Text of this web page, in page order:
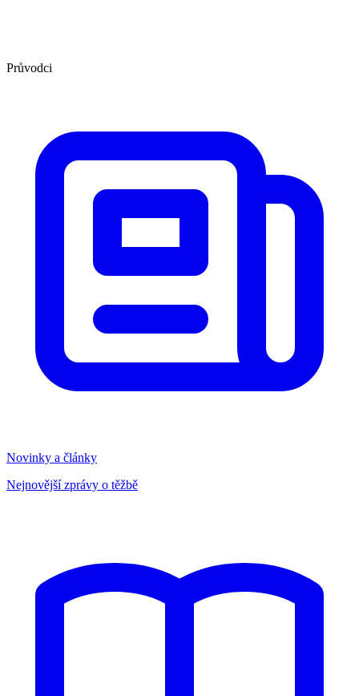
Průvodci
Novinky a články
Nejnovější zprávy o těžbě